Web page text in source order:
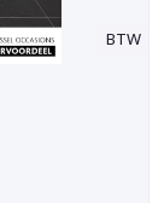
BTW